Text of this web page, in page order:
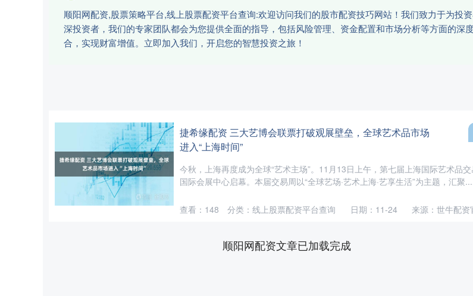
顺阳网配资,股票策略平台,线上股票配资平台查询:欢迎访问我们的股市配资技巧网站！我们致力于为投
深投资者，我们的专家团队都会为您提供全面的指导，包括风险管理、资金配置和市场分析等方面的
合，实现财富增值。立即加入我们，开启您的智慧投资之旅！
捷希缘配资 三大艺博会联票打破观展壁垒，全球艺术品市场
进入“上海时间”
今秋，上海再度成为全球“艺术主场”。11月13日上午，第七届上海国际艺术品
国际会展中心启幕。本届交易周以“全球艺场·艺术上海·艺享生活”为主题，汇聚
日期：11-24 来源：世牛配资
查看： 148 分类： 线上股票配资平台查询
顺阳网配资文章已加载完成